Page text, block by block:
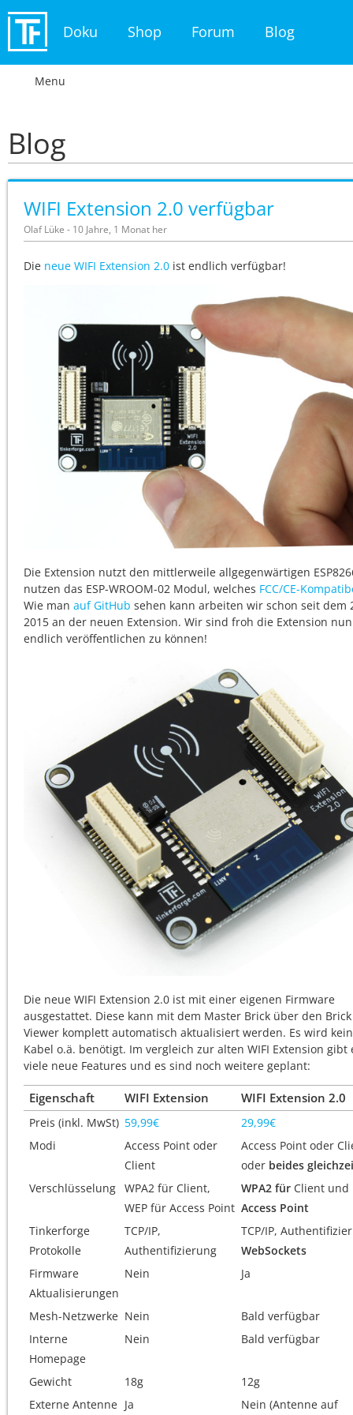
Doku Shop Forum Blog
Menu
Blog
WIFI Extension 2.0 verfügbar
Olaf Lüke - 10 Jahre, 1 Monat her
Die neue WIFI Extension 2.0 ist endlich verfügbar!
Die Extension nutzt den mittlerweile allgegenwärtigen
nutzen das ESP-WROOM-02 Modul, welches FCC/CE-
Wie man auf GitHub sehen kann arbeiten wir schon seit dem
2015 an der neuen Extension. Wir sind froh die Extension nun
endlich veröffentlichen zu können!
Die neue WIFI Extension 2.0 ist mit einer eigenen Firmware
ausgestattet. Diese kann mit dem Master Brick über den Brick
Viewer komplett automatisch aktualisiert werden. Es wird kein
Kabel o.ä. benötigt. Im vergleich zur alten WIFI Extension gibt
viele neue Features und es sind noch weitere geplant:
Eigenschaft WIFI Extension WIFI Extension 2.0
Preis (inkl. MwSt) 59,99€
29,99€
Modi
Access Point oder
Client
Access Point oder
oder beides
Verschlüsselung WPA2 für Client,
WEP für Access Point
WPA2 für Client und
Access Point
Tinkerforge
Protokolle
TCP/IP,
Authentifizierung
TCP/IP,
WebSockets
Firmware
Aktualisierungen
Nein Ja
Mesh-Netzwerke Nein
Bald verfügbar
Interne
Homepage
Nein Bald verfügbar
Gewicht 18g
12g
Externe Antenne Ja Nein (Antenne auf